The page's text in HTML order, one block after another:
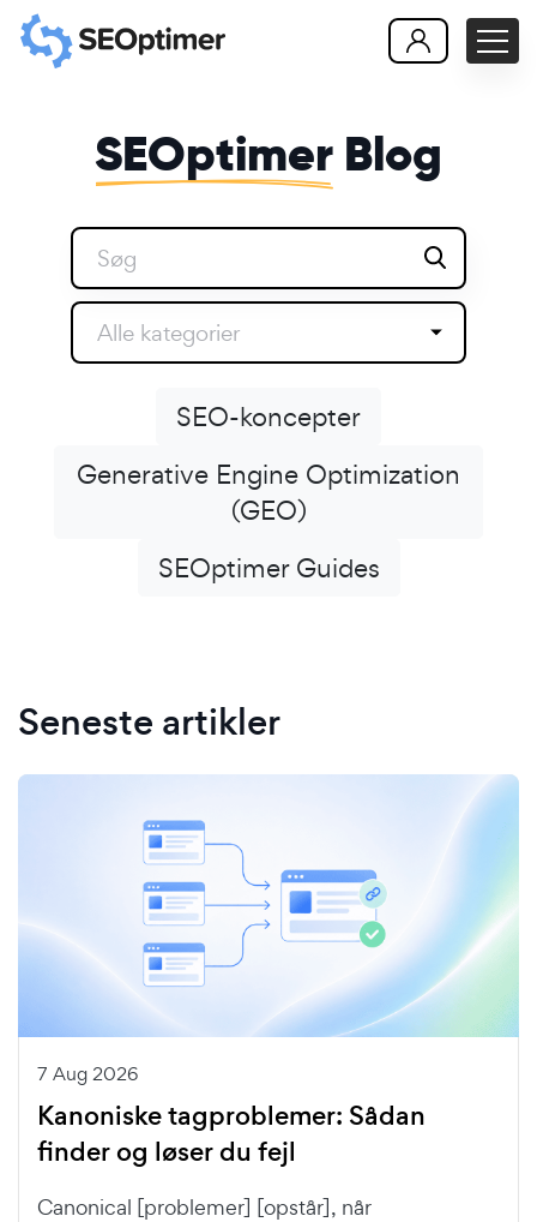
SEOptimer Blog
Alle kategorier
SEO-koncepter
Generative Engine Optimization
(GEO)
SEOptimer Guides
Seneste artikler
7 Aug 2026
Kanoniske tagproblemer: Sådan
finder og løser du fejl
Canonical [problemer] [opstår], når